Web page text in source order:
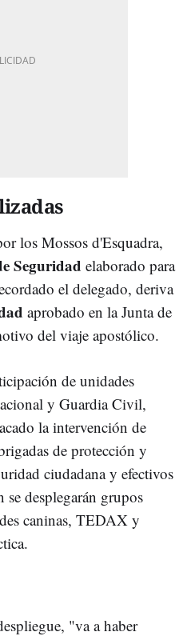
los Mossos d'Esquadra,
Seguridad elaborado para
el delegado, deriva
aprobado en la Junta de
del viaje apostólico.
de unidades
y Guardia Civil,
la intervención de
de protección y
ciudadana y efectivos
desplegarán grupos
caninas, TEDAX y
"va a haber